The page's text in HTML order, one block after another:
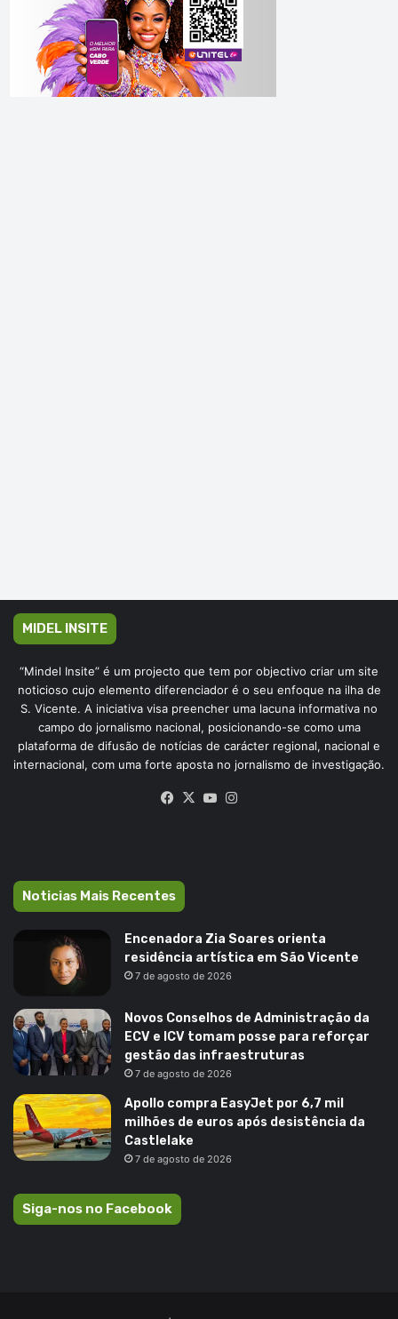
MIDEL INSITE
“Mindel Insite” é um projecto que tem por objectivo criar um site
noticioso cujo elemento diferenciador é o seu enfoque na ilha de
S. Vicente. A iniciativa visa preencher uma lacuna informativa no
campo do jornalismo nacional, posicionando-se como uma
plataforma de difusão de notícias de carácter regional, nacional e
internacional, com uma forte aposta no jornalismo de investigação.
Facebook
X YouTube
Noticias Mais Recentes
Encenadora Zia Soares orienta
residência artística em São Vicente
7 de agosto de 2026
Novos Conselhos de Administração da
ECV e ICV tomam posse para reforçar
gestão das infraestruturas
7 de agosto de 2026
Apollo compra EasyJet por 6,7 mil
milhões de euros após desistência da
Castlelake
7 de agosto de 2026
Siga-nos no Facebook